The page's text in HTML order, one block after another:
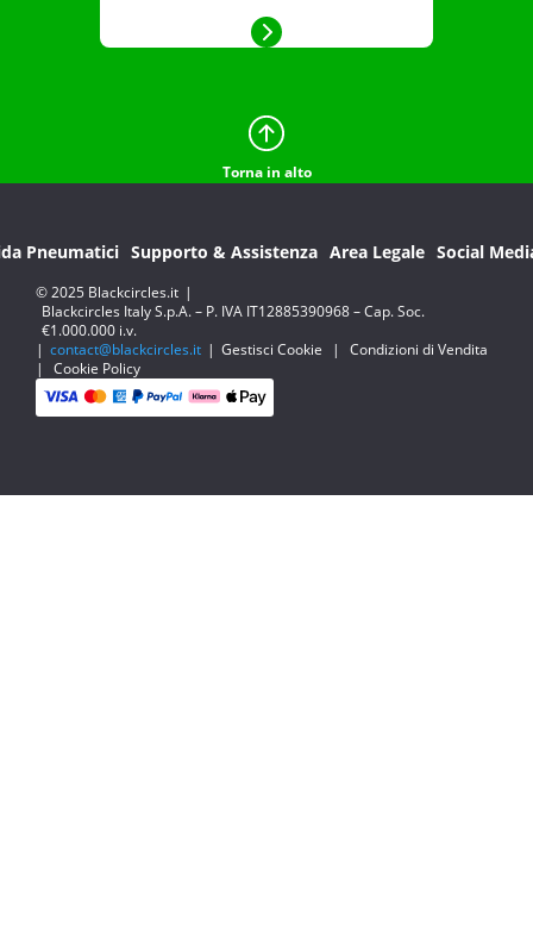
Torna in alto
Pneumatici Supporto & Assistenza Area Legale Social
© 2025 Blackcircles.it |
Blackcircles Italy S.p.A. – P. IVA IT12885390968 – Cap. Soc.
€1.000.000 i.v.
| contact@blackcircles.it | Gestisci Cookie |
Condizioni di Vendita
|
Cookie Policy